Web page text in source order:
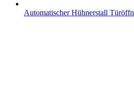
Automatischer Hühnerstall